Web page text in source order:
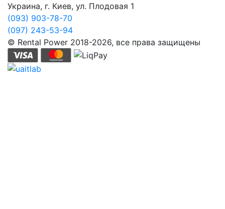
Украина, г. Киев, ул. Плодовая 1
(093) 903-78-70
(097) 243-53-94
© Rental Power 2018-2026, все права защищены